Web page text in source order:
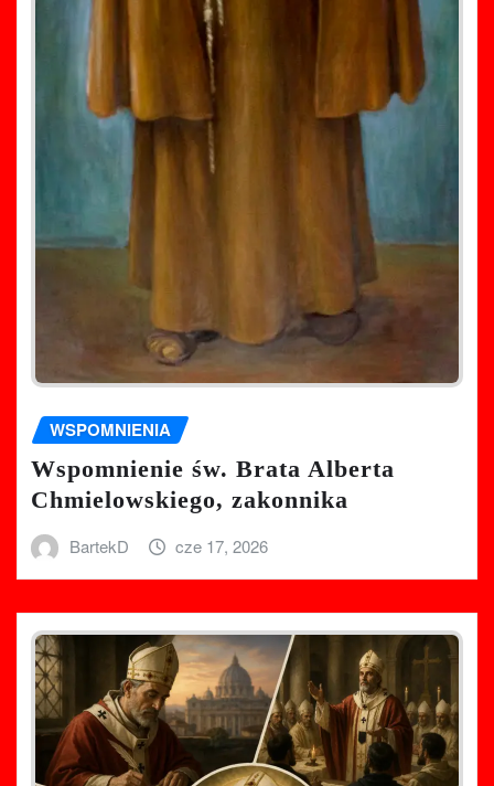
WSPOMNIENIA
Wspomnienie św. Brata Alberta
Chmielowskiego, zakonnika
BartekD cze 17, 2026